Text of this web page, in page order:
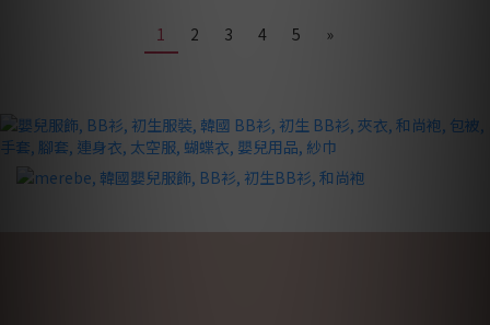
1 2 3 4 5 »